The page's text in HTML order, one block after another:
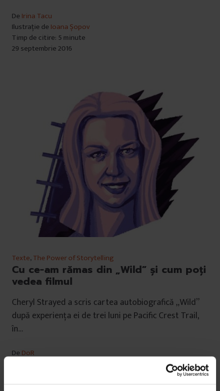
De Irina Tacu
Ilustrație de Ioana Șopov
Timp de citire: 5 minute
29 septembrie 2016
Texte,The Power of Storytelling
Cu ce-am rămas din „Wild” și cum poți
vedea filmul
Cheryl Strayed a scris cartea autobiografică „Wild”
după experiența ei de trei luni pe Pacific Crest Trail,
în…
DeDoR
27 septembrie 2016